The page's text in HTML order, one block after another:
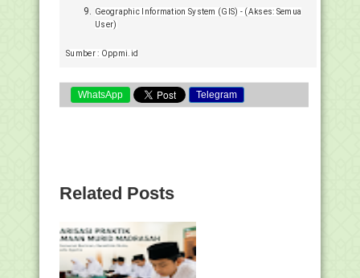
Geographic Information System (GIS) - (Akses: Semua
User)
Sumber : Oppmi.id
WhatsApp Telegram
Related Posts